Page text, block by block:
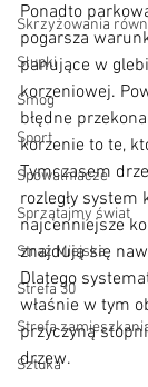
Skrzyżowania
Słupki
Smog
Sport
Spowalniacze
Sprzątajmy świat
Straż Miejska
Strefa 30
Strefa
Sztuka
Ponadto
pogarsza
panujące w
korzeniowej.
błędne
korzenie to te,
Tymczasem
rozległy system
najcenniejsze
znajdują się
Dlatego
właśnie w tym
przyczyną
drzew.